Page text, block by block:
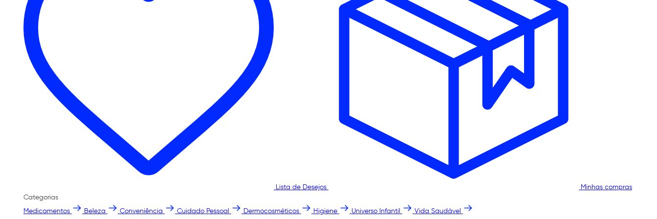
Lista de Desejos
Minhas compras
Categorias
Medicamentos
Beleza Conveniência Cuidado Pessoal Dermocosméticos Higiene Universo Infantil Vida Saudável